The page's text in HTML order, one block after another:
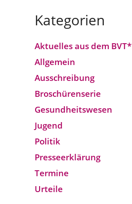
Kategorien
Aktuelles aus dem BVT*
Allgemein
Ausschreibung
Broschürenserie
Gesund­heits­wesen
Jugend
Politik
Presseerklärung
Termine
Urteile